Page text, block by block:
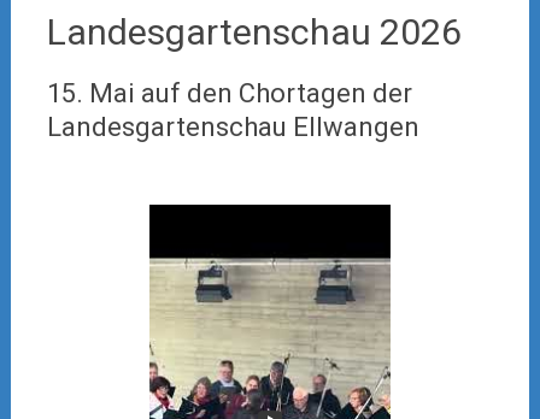
Landesgartenschau 2026
15. Mai auf den Chortagen der
Landesgartenschau Ellwangen